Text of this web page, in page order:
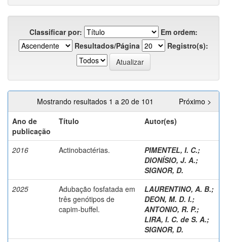
Classificar por:
Em ordem:
Resultados/Página
Registro(s):
Mostrando resultados 1 a 20 de 101
Próximo >
Ano de
publicação
Título Autor(es)
2016 Actinobactérias. PIMENTEL, I. C.;
DIONÍSIO, J. A.;
SIGNOR, D.
2025
Adubação fosfatada em
três genótipos de
capim-buffel.
LAURENTINO, A. B.;
DEON, M. D. I.;
ANTONIO, R. P.;
LIRA, I. C. de S. A.;
SIGNOR, D.